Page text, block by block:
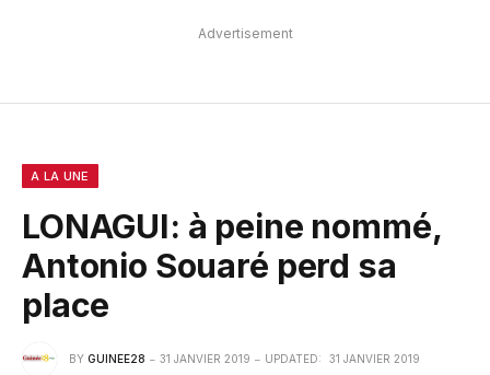
Advertisement
A LA UNE
LONAGUI: à peine nommé,
Antonio Souaré perd sa
place
BY GUINEE28 31 JANVIER 2019 UPDATED: 31 JANVIER 2019